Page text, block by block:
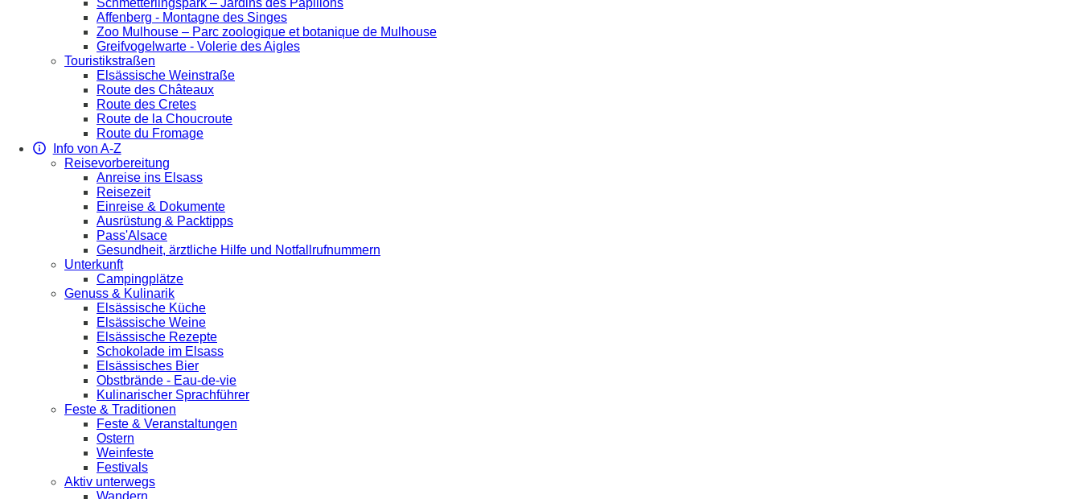
Schmetterlingspark – Jardins des Papillons
Affenberg - Montagne des Singes
Zoo Mulhouse – Parc zoologique et botanique de Mulhouse
Greifvogelwarte - Volerie des Aigles
Touristikstraßen
Elsässische Weinstraße
Route des Châteaux
Route des Cretes
Route de la Choucroute
Route du Fromage
Info von A-Z
Reisevorbereitung
Anreise ins Elsass
Reisezeit
Einreise & Dokumente
Ausrüstung & Packtipps
Pass'Alsace
Gesundheit, ärztliche Hilfe und Notfallrufnummern
Unterkunft
Campingplätze
Genuss & Kulinarik
Elsässische Küche
Elsässische Weine
Elsässische Rezepte
Schokolade im Elsass
Elsässisches Bier
Obstbrände - Eau-de-vie
Kulinarischer Sprachführer
Feste & Traditionen
Feste & Veranstaltungen
Ostern
Weinfeste
Festivals
Aktiv unterwegs
Wandern